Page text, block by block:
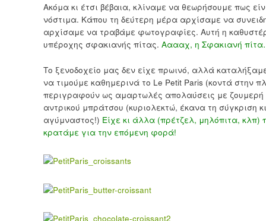
Ακόμα κι έτσι βέβαια, κλίναμε να θεωρήσουμε πως
νόστιμα. Κάπου τη δεύτερη μέρα αρχίσαμε να
αρχίσαμε να τραβάμε φωτογραφίες. Αυτή η
υπέροχης σφακιανής πίτας. Ααααχ, η Σφακιανή
Το ξενοδοχείο μας δεν είχε πρωινό, αλλά
να τιμούμε καθημερινά το Le Petit Paris (κοντά στην
περιγραφούν ως αμαρτωλές απολαύσεις με
αντρικού μπράτσου (κυριολεκτώ, έκανα τη σύγκριση
αγύμναστος!) Είχε κι άλλα (πρέτζελ, μηλόπιτα, κλπ)
κρατάμε για την επόμενη φορά!